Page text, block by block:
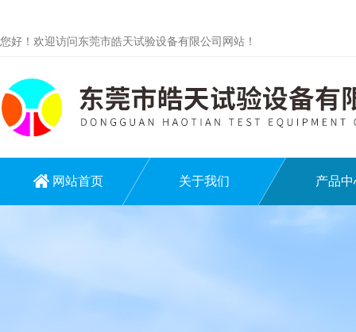
您好！欢迎访问东莞市皓天试验设备有限公司网站！
网站首页 关于我们 产品中